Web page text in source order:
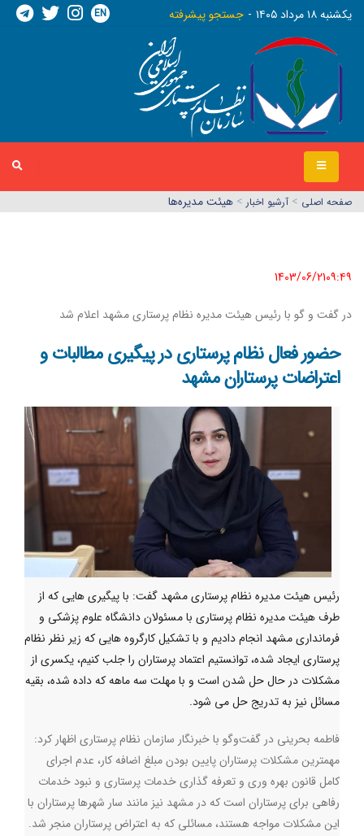
يکشنبه ١٨ مرداد ١٤٠٥ جستجو پیشرفته EN
صفحه اصلي > آرشیو اخبار > هیئت مدیره‌ها
1403/06/21٠٩:٤٩
در گفت و گو با رئیس هیئت مدیره نظام پرستاری مشهد اعلام شد
حضور فعال نظام پرستاری در پیگیری مطالبات و
اعتراضات پرستاران مشهد
رئیس هیئت مدیره نظام پرستاری مشهد گفت: با پیگیری هایی که از
طرف هیئت مدیره نظام پرستاری با مسئولان دانشگاه علوم پزشکی و
فرمانداری مشهد انجام دادیم و با تشکیل کارگروه هایی که زیر نظر نظام
پرستاری ایجاد شده، توانستیم اعتماد پرستاران را جلب کنیم، یکسری از
مشکلات در حال حل شدن است و با مهلت سه ماهه که داده شده، بقیه
مسائل نیز به تدریج حل می شود.
فاطمه بحرینی در گفت‌وگو با خبرنگار سازمان نظام پرستاری اظهار کرد:
مهمترین مشکلات پرستاران پایین بودن مبلغ اضافه کار، عدم اجرای
کامل قانون بهره وری و تعرفه گذاری خدمات پرستاری و نبود خدمات
رفاهی برای پرستاران است که در مشهد نیز مانند سار شهرها پرستاران با
این مشکلات مواجه هستند، مسائلی که به اعتراض پرستاران منجر شد.